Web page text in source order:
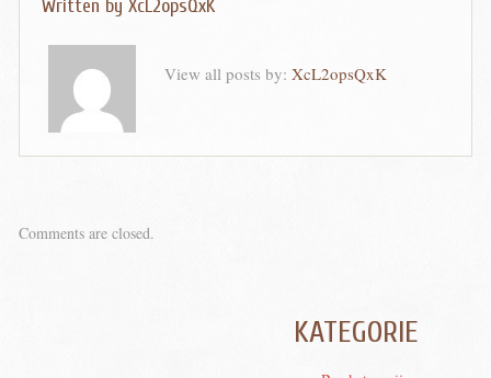
Written by XcL2opsQxK
View all posts by: XcL2opsQxK
Comments are closed.
KATEGORIE